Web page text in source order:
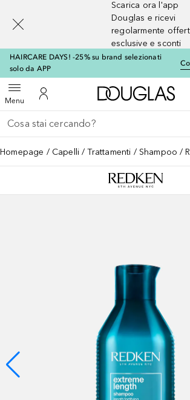
Scarica ora l'app
Douglas e ricevi
regolarmente
esclusive e sconti
HAIRCARE DAYS! -25% su brand selezionati
solo da APP
MenuApri menuAl Mio Account
A
Torna indietro
Esegui ricerca
Homepage Capelli Trattamenti Shampoo
[navigation.slideout.screenreader]